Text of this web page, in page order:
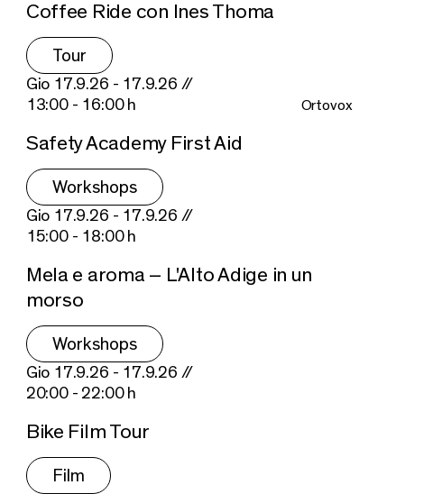
Coffee Ride con Ines Thoma
Tour
Gio 17.9.26 - 17.9.26 //
13:00 - 16:00 h
Ortovox
Safety Academy First Aid
Workshops
Gio 17.9.26 - 17.9.26 //
15:00 - 18:00 h
Mela e aroma – L'Alto Adige in un
morso
Workshops
Gio 17.9.26 - 17.9.26 //
20:00 - 22:00 h
Bike Film Tour
Film